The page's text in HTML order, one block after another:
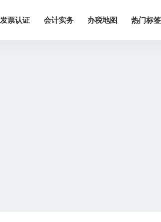
发票认证 会计实务 办税地图 热门标签